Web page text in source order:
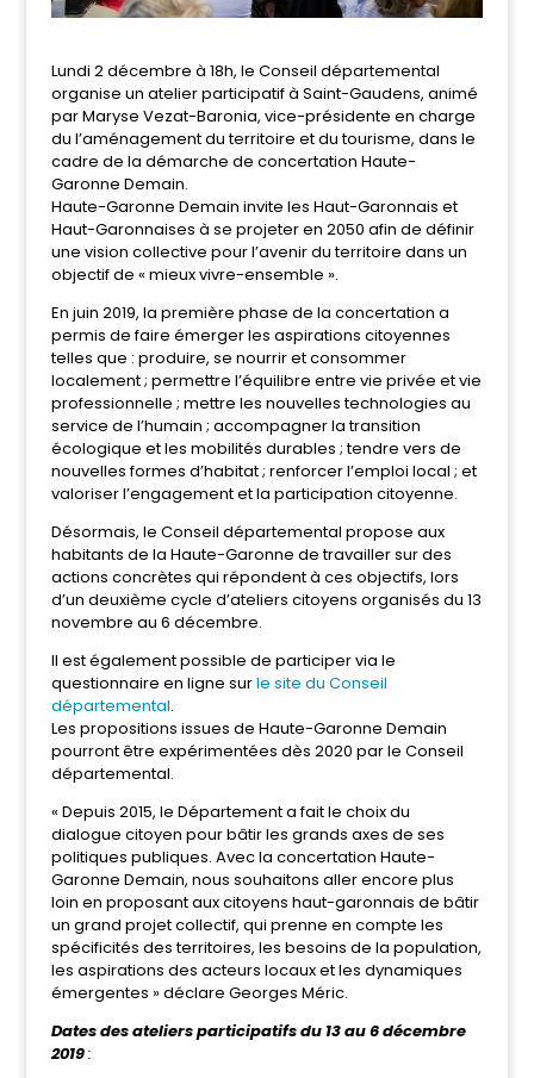
Lundi 2 décembre à 18h, le Conseil départemental
organise un atelier participatif à Saint-Gaudens, animé
par Maryse Vezat-Baronia, vice-présidente en charge
du l’aménagement du territoire et du tourisme, dans le
cadre de la démarche de concertation Haute-
Garonne Demain.
Haute-Garonne Demain invite les Haut-Garonnais et
Haut-Garonnaises à se projeter en 2050 afin de définir
une vision collective pour l’avenir du territoire dans un
objectif de « mieux vivre-ensemble ».
En juin 2019, la première phase de la concertation a
permis de faire émerger les aspirations citoyennes
telles que : produire, se nourrir et consommer
localement ; permettre l’équilibre entre vie privée et vie
professionnelle ; mettre les nouvelles technologies au
service de l’humain ; accompagner la transition
écologique et les mobilités durables ; tendre vers de
nouvelles formes d’habitat ; renforcer l’emploi local ; et
valoriser l’engagement et la participation citoyenne.
Désormais, le Conseil départemental propose aux
habitants de la Haute-Garonne de travailler sur des
actions concrètes qui répondent à ces objectifs, lors
d’un deuxième cycle d’ateliers citoyens organisés du 13
novembre au 6 décembre.
Il est également possible de participer via le
questionnaire en ligne surle site du Conseil
départemental.
Les propositions issues de Haute-Garonne Demain
pourront être expérimentées dès 2020 par le Conseil
départemental.
« Depuis 2015, le Département a fait le choix du
dialogue citoyen pour bâtir les grands axes de ses
politiques publiques. Avec la concertation Haute-
Garonne Demain, nous souhaitons aller encore plus
loin en proposant aux citoyens haut-garonnais de bâtir
un grand projet collectif, qui prenne en compte les
spécificités des territoires, les besoins de la population,
les aspirations des acteurs locaux et les dynamiques
émergentes » déclare Georges Méric.
Dates des ateliers participatifs du 13 au 6 décembre
2019: